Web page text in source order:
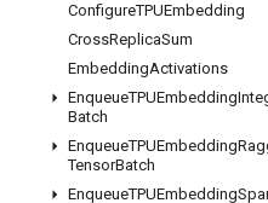
ConfigureTPUEmbedding
CrossReplicaSum
EmbeddingActivations
EnqueueTPUEmbedding
Batch
EnqueueTPUEmbedding
TensorBatch
EnqueueTPUEmbedding